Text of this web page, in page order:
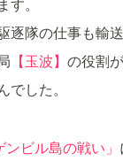
す。
逐隊の仕事も輸
【玉波】 の役割
でした。
ンビル島の戦い」